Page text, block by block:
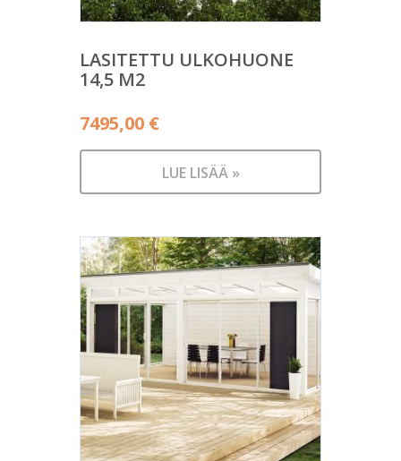
LASITETTU ULKOHUONE
14,5 M2
7495,00 €
LUE LISÄÄ »